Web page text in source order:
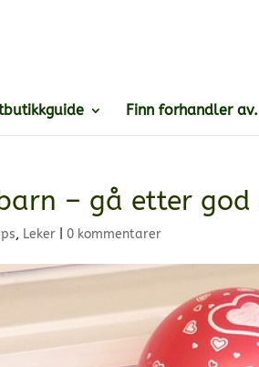
Finn forhandler
– gå etter
, Leker| 0 kommentarer